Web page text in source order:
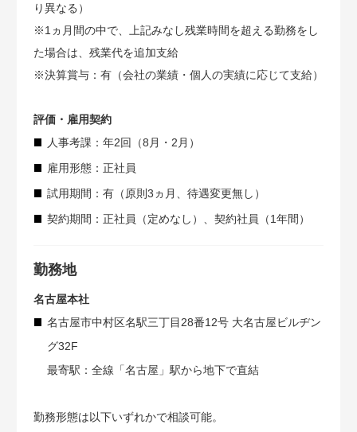
り異なる）
※1ヵ月間の中で、上記みなし残業時間を超える勤務をし
た場合は、残業代を追加支給
※決算賞与：有（会社の業績・個人の実績に応じて支給）
評価・雇用契約
人事考課：年2回（8月・2月）
雇用形態：正社員
試用期間：有（原則3ヵ月、待遇変更無し）
契約期間：正社員（定めなし）、契約社員（1年間）
勤務地
名古屋本社
名古屋市中村区名駅三丁目28番12号 大名古屋ビルヂン
グ32F
最寄駅：全線「名古屋」駅から地下で直結
勤務形態は以下いずれかで相談可能。